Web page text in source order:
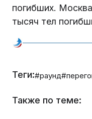
погибших.
тысяч тел
Теги:#раунд
Также по теме: